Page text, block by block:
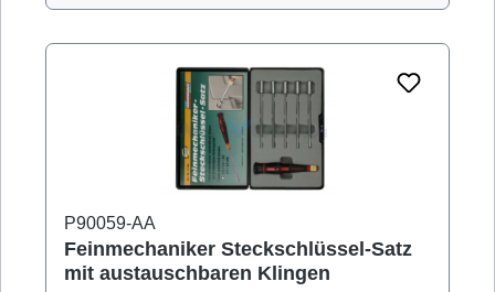
P90059-AA
Feinmechaniker Steckschlüssel-Satz
mit austauschbaren Klingen